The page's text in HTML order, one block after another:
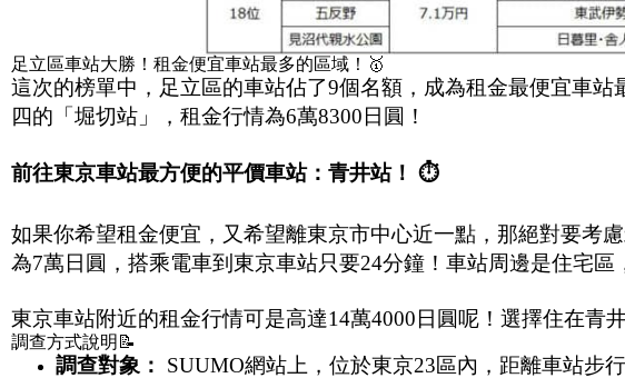
足立區車站大勝！租金便宜車站最多的區域！🥇
這次的榜單中，足立區的車站佔了9個名額，成為租金最便宜車
四的「堀切站」，租金行情為6萬8300日圓！
前往東京車站最方便的平價車站：青井站！ ⏱️
如果你希望租金便宜，又希望離東京市中心近一點，那絕對要考
為7萬日圓，搭乘電車到東京車站只要24分鐘！車站周邊是住宅區
東京車站附近的租金行情可是高達14萬4000日圓呢！選擇住在青
調查方式說明📝
調查對象：
SUUMO網站上，位於東京23區內，距離車站步